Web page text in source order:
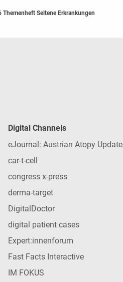
Seltene Erkrankungen
Digital Channels
eJournal: Austrian Atopy Update
car-t-cell
congress x-press
derma-target
DigitalDoctor
digital patient cases
Expert:innenforum
Fast Facts Interactive
IM FOKUS